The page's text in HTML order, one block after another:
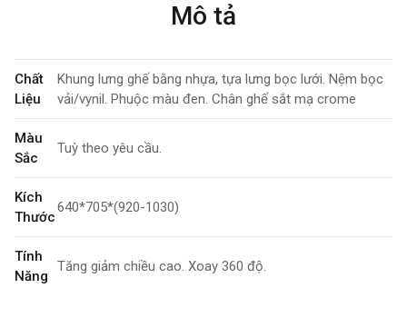
Mô tả
Chất
Liệu
Khung lưng ghế bằng nhựa, tựa lưng bọc lưới. Nệm bọc
vải/vynil. Phuộc màu đen. Chân ghế sắt mạ crome
Màu
Sắc
Tuỳ theo yêu cầu.
Kích
Thước
640*705*(920-1030)
Tính
Năng
Tăng giảm chiều cao. Xoay 360 độ.